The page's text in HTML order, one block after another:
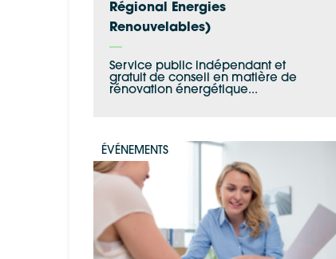
Régional Energies
Renouvelables)
Service public indépendant et
gratuit de conseil en matière de
rénovation énergétique...
ÉVÉNEMENTS